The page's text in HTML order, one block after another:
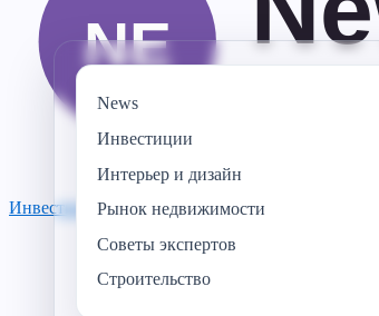
ИнвестицииСтроительствоРынок недвижимости
News
Инвестиции
Интерьер и дизайн
Рынок недвижимости
Советы экспертов
Строительство